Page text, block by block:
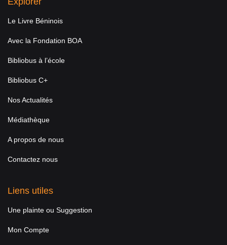
Le Livre Béninois
Avec la Fondation BOA
Bibliobus à l’école
Bibliobus C+
Nos Actualités
Médiathèque
A propos de nous
Contactez nous
Liens utiles
Une plainte ou Suggestion
Mon Compte